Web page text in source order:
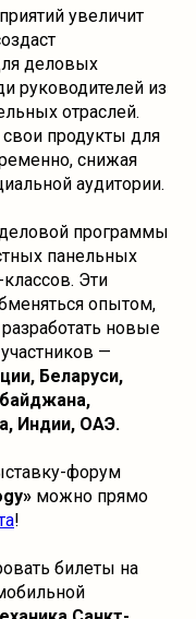
увеличит
деловых
руководителей из
отраслей.
продукты для
снижая
аудитории.
программы
панельных
Эти
опытом,
новые
—
Беларуси,
Индии, ОАЭ.
форум
можно прямо
!
билеты на